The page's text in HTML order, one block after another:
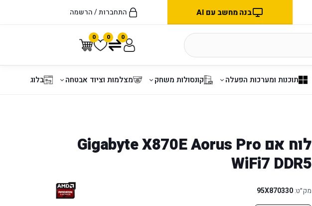
בנה מחשב עם AI התחברות / הרשמה
0 0 0
תוכנות ומערכות הפעלה קונסולות משחק מצלמות וציוד אבטחה בלוג
לוח אם Gigabyte X870E Aorus Pro
WiFi7 DDR5
מק״ט:95X870330